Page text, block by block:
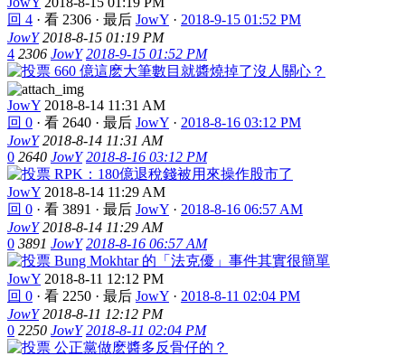
回 4 · 看 2306 · 最后 JowY · 2018-9-15 01:52 PM
JowY 2018-8-15 01:19 PM
4 2306 JowY 2018-9-15 01:52 PM
660 億這麽大筆數目就醬燒掉了沒人關心？
JowY 2018-8-14 11:31 AM
回 0 · 看 2640 · 最后 JowY · 2018-8-16 03:12 PM
JowY 2018-8-14 11:31 AM
0 2640 JowY 2018-8-16 03:12 PM
RPK：180億退稅錢被用來操作股市了
JowY 2018-8-14 11:29 AM
回 0 · 看 3891 · 最后 JowY · 2018-8-16 06:57 AM
JowY 2018-8-14 11:29 AM
0 3891 JowY 2018-8-16 06:57 AM
Bung Mokhtar 的「法克優」事件其實很簡單
JowY 2018-8-11 12:12 PM
回 0 · 看 2250 · 最后 JowY · 2018-8-11 02:04 PM
JowY 2018-8-11 12:12 PM
0 2250 JowY 2018-8-11 02:04 PM
公正黨做麽醬多反骨仔的？